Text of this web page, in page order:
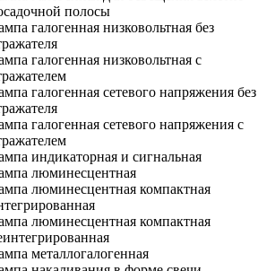
полосы
галогенная низковольтная без
галогенная низковольтная с
галогенная сетевого напряжения без
галогенная сетевого напряжения с
индикаторная и сигнальная
люминесцентная
люминесцентная компактная
люминесцентная компактная
металлогалогенная